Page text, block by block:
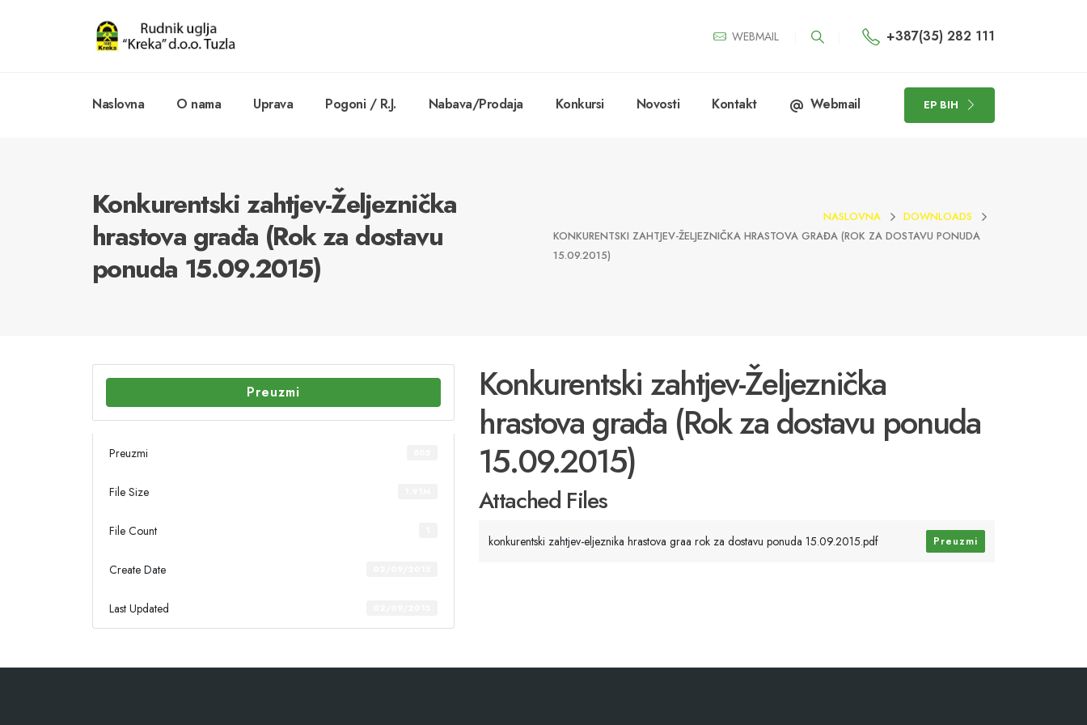
WEBMAIL +387(35) 282 111
Naslovna O nama Uprava Pogoni / R.J. Nabava/Prodaja Konkursi Novosti Kontakt Webmail EP BIH
Konkurentski zahtjev-Željeznička
hrastova građa (Rok za dostavu
ponuda 15.09.2015)
NASLOVNA
DOWNLOADS
KONKURENTSKI ZAHTJEV-ŽELJEZNIČKA HRASTOVA GRAĐA (ROK ZA DOSTAVU PONUDA
15.09.2015)
Preuzmi
Preuzmi
File Size
File Count
Create Date
Last Updated
Konkurentski zahtjev-Željeznička
hrastova građa (Rok za dostavu ponuda
15.09.2015)
Attached Files
konkurentski zahtjev-eljeznika hrastova graa rok za dostavu ponuda 15.09.2015.pdf Preuzmi